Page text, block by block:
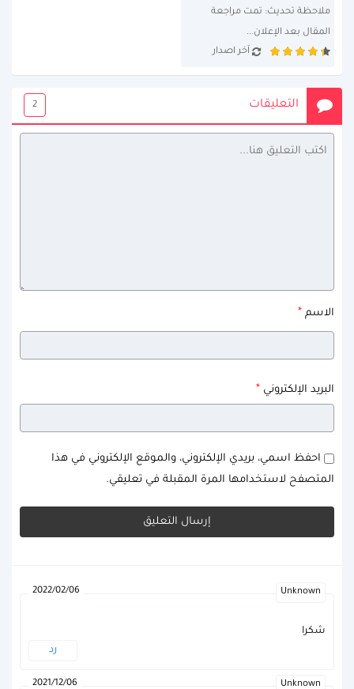
المقال بعد الإعلان...
آخر اصدار
التعليقات 2
الاسم *
البريد الإلكتروني *
احفظ اسمي، بريدي الإلكتروني، والموقع الإلكتروني في هذا
المتصفح لاستخدامها المرة المقبلة في تعليقي.
Unknown
2022/02/06
شكرا
رد
Unknown
2021/12/06